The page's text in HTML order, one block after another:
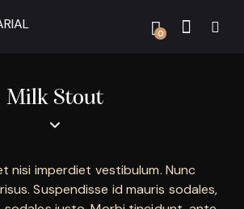
0
Milk Stout
nisi imperdiet vestibulum. Nunc
Suspendisse id mauris sodales,